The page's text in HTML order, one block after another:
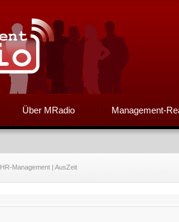
Über MRadio Management-
HR-Management | AusZeit